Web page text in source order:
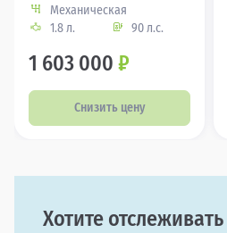
Механическая
1.8 л.
90 л.с.
1 603 000 ₽
Снизить цену
Хотите отслеживать